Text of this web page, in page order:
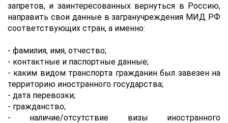
запретов, и заинтересованных вернуться в Россию,
направить свои данные в загранучреждения МИД РФ
соответствующих стран, а именно:
- фамилия, имя, отчество;
- контактные и паспортные данные;
- каким видом транспорта гражданин был завезен на
территорию иностранного государства;
- дата перевозки;
- гражданство;
- наличие/отсутствие визы иностранного